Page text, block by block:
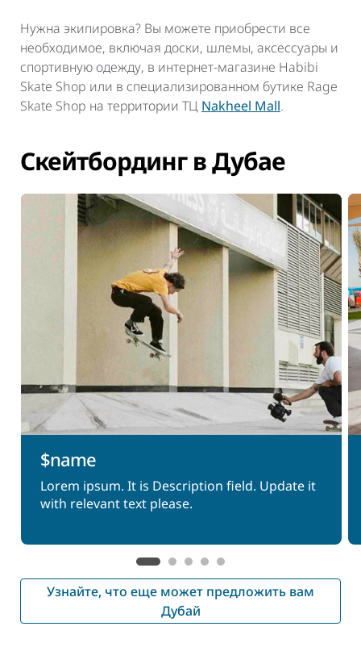
Нужна экипировка? Вы можете приобрести все
необходимое, включая доски, шлемы, аксессуары и
спортивную одежду, в интернет-магазине Habibi
Skate Shop или в специализированном бутике Rage
Skate Shop на территории ТЦ Nakheel Mall.
Скейтбординг в Дубае
$name
Lorem ipsum. It is Description field. Update it
with relevant text please.
Узнайте, что еще может предложить вам
Дубай